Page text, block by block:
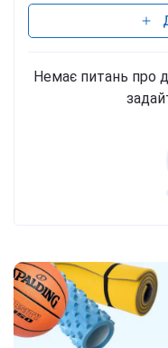
Немає питань про